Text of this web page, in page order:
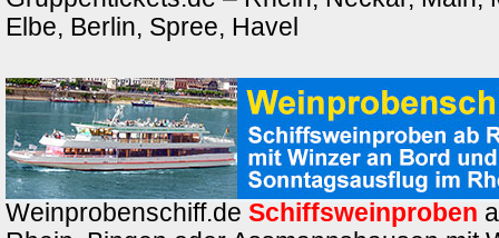
Elbe, Berlin, Spree, Havel
Weinprobenschiff.de Schiffsweinproben